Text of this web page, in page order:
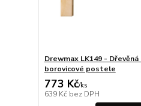
Drewmax LK149 -
borovicové postele
773 Kč/ks
639 Kč bez DPH